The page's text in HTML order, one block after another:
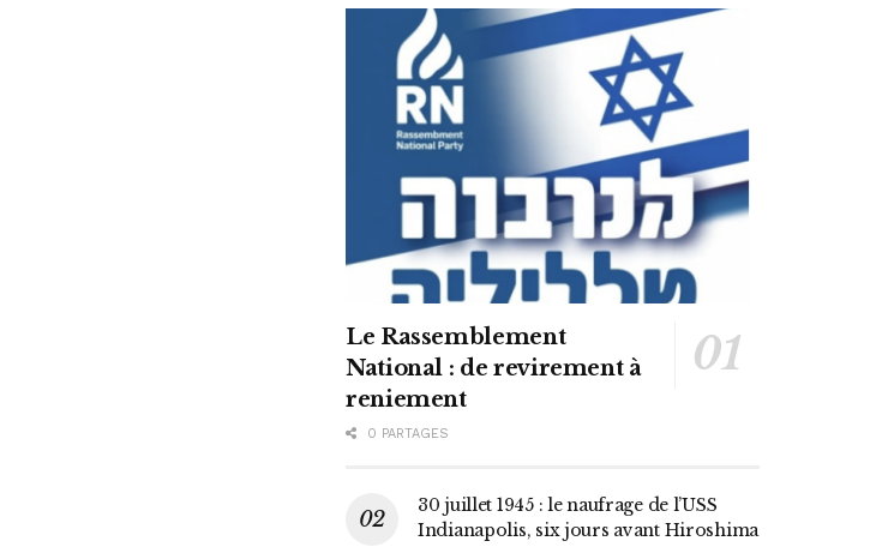
Le Rassemblement
National : de revirement à
reniement
0 PARTAGES
30 juillet 1945 : le naufrage de l’USS
Indianapolis, six jours avant Hiroshima